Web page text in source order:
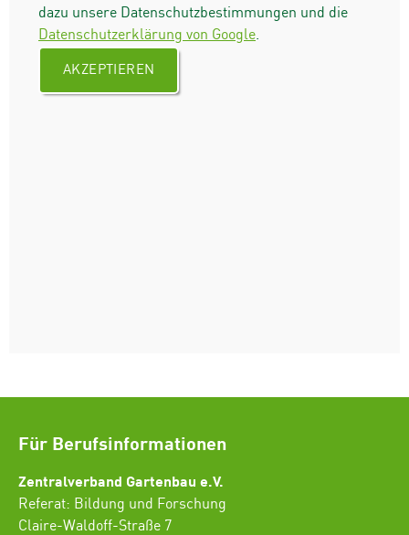
dazu unsere Datenschutzbestimmungen und die
Datenschutzerklärung von Google.
AKZEPTIEREN
Für Berufsinformationen
Zentralverband Gartenbau e.V.
Referat: Bildung und Forschung
Claire-Waldoff-Straße 7